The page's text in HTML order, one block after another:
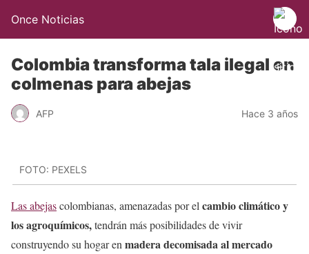
Once Noticias
Colombia transforma tala ilegal en
colmenas para abejas
AFP Hace 3 años
FOTO: PEXELS
Las abejascolombianas, amenazadas por el cambio climático y
los agroquímicos,tendrán más posibilidades de vivir
construyendo su hogar en madera decomisada al mercado